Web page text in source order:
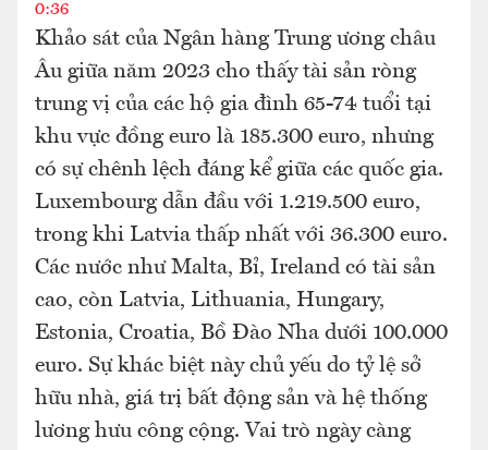
0:36
Khảo sát của Ngân hàng Trung ương châu
Âu giữa năm 2023 cho thấy tài sản ròng
trung vị của các hộ gia đình 65-74 tuổi tại
khu vực đồng euro là 185.300 euro, nhưng
có sự chênh lệch đáng kể giữa các quốc gia.
Luxembourg dẫn đầu với 1.219.500 euro,
trong khi Latvia thấp nhất với 36.300 euro.
Các nước như Malta, Bỉ, Ireland có tài sản
cao, còn Latvia, Lithuania, Hungary,
Estonia, Croatia, Bồ Đào Nha dưới 100.000
euro. Sự khác biệt này chủ yếu do tỷ lệ sở
hữu nhà, giá trị bất động sản và hệ thống
lương hưu công cộng. Vai trò ngày càng